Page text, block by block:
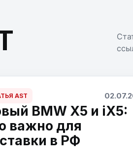
AST
BMW X5 и iX5:
важно для
в РФ